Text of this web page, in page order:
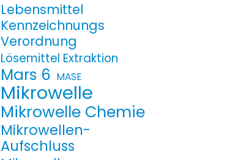
Lebensmittel
Kennzeichnungs
Verordnung
Lösemittel Extraktion
Mars 6 MASE
Mikrowelle
Mikrowelle Chemie
Mikrowellen-
Aufschluss